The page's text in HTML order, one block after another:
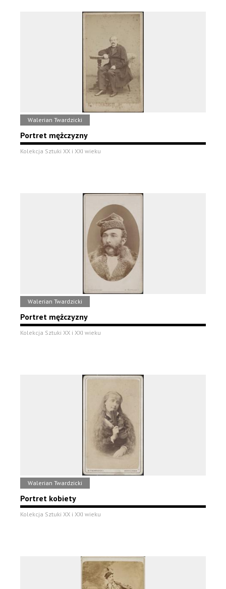
Walerian Twardzicki
Portret mężczyzny
Kolekcja Sztuki XX i XXI wieku
Walerian Twardzicki
Portret mężczyzny
Kolekcja Sztuki XX i XXI wieku
Walerian Twardzicki
Portret kobiety
Kolekcja Sztuki XX i XXI wieku